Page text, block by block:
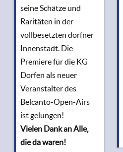
seine Schätze und
Raritäten in der
vollbesetzten dorfner
Innenstadt. Die
Premiere für die KG
Dorfen als neuer
Veranstalter des
Belcanto-Open-Airs
ist gelungen!
Vielen Dank an Alle,
die da waren!